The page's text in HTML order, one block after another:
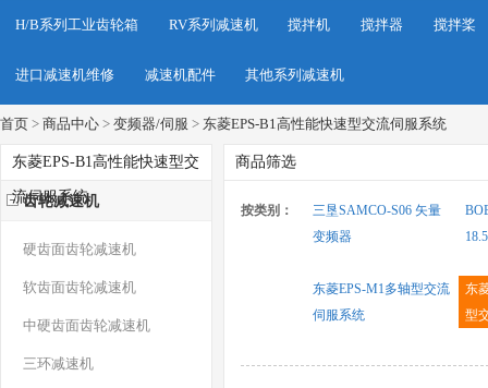
H/B系列工业齿轮箱 RV系列减速机 搅拌机 搅拌器 搅拌桨
进口减速机维修 减速机配件 其他系列减速机
首页 > 商品中心 > 变频器/伺服 > 东菱EPS-B1高性能快速型交流伺服系统
东菱EPS-B1高性能快速型交
流伺服系统
齿轮减速机
硬齿面齿轮减速机
软齿面齿轮减速机
中硬齿面齿轮减速机
三环减速机
商品筛选
按类别：
三垦SAMCO-S06 矢量
变频器
东菱EPS-M1多轴型交流
伺服系统
东
型